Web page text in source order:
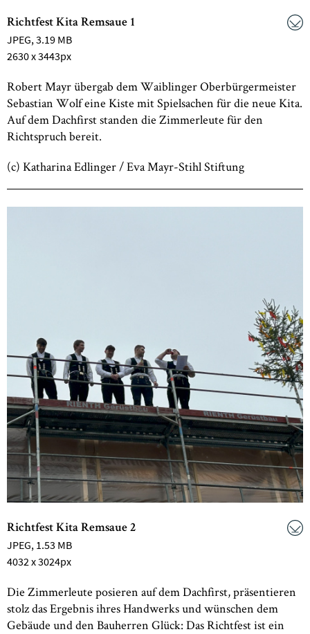
Richtfest Kita Remsaue 1
JPEG, 3.19 MB
2630 x 3443px
Robert Mayr übergab dem Waiblinger Oberbürgermeister
Sebastian Wolf eine Kiste mit Spielsachen für die neue Kita.
Auf dem Dachfirst standen die Zimmerleute für den
Richtspruch bereit.
(c) Katharina Edlinger / Eva Mayr-Stihl Stiftung
Richtfest Kita Remsaue 2
JPEG, 1.53 MB
4032 x 3024px
Die Zimmerleute posieren auf dem Dachfirst, präsentieren
stolz das Ergebnis ihres Handwerks und wünschen dem
Gebäude und den Bauherren Glück: Das Richtfest ist ein